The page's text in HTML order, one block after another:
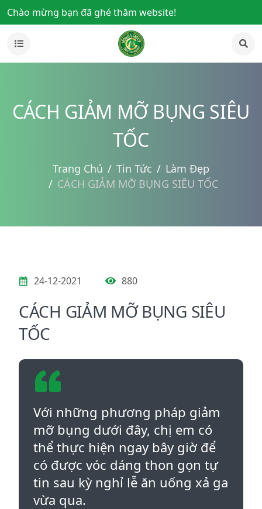
Chào mừng bạn đã ghé thăm website!
CÁCH GIẢM MỠ BỤNG SIÊU
TỐC
Trang Chủ Tin Tức
Làm Đẹp
CÁCH GIẢM MỠ BỤNG SIÊU TỐC
24-12-2021 880
CÁCH GIẢM MỠ BỤNG SIÊU
TỐC
Với những phương pháp giảm
mỡ bụng dưới đây, chị em có
thể thực hiện ngay bây giờ để
có được vóc dáng thon gọn tự
tin sau kỳ nghỉ lễ ăn uống xả ga
vừa qua.